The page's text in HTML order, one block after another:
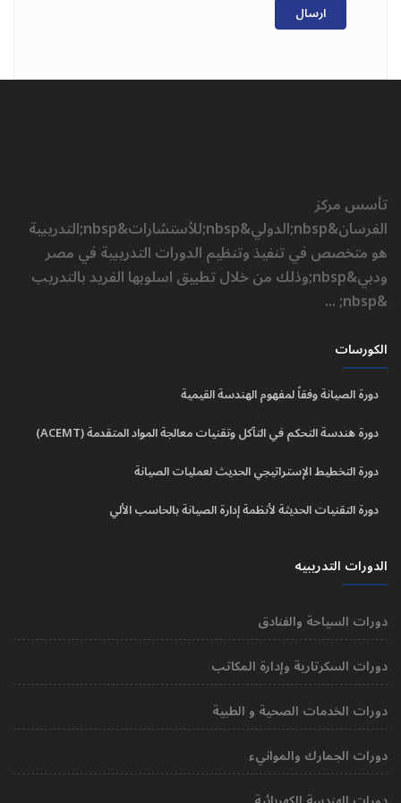
ارسال
تأسس مركز
الفرسان&nbsp;الدولي&nbsp;للأستشارات&nbsp;التدريبية
هو متخصص في تنفيذ وتنظيم الدورات التدريبية في مصر
ودبي&nbsp;وذلك من خلال تطبيق اسلوبها الفريد بالتدريب
&nbsp; ...
الكورسات
دورة الصيانة وفقاً لمفهوم الهندسة القيمية
دورة هندسة التحكم في التآكل وتقنيات معالجة المواد المتقدمة (ACEMT)
دورة التخطيط الإستراتيجي الحديث لعمليات الصيانة
دورة التقنيات الحديثة لأنظمة إدارة الصيانة بالحاسب الألي
الدورات التدريبيه
دورات السياحة والفنادق
دورات السكرتارية وإدارة المكاتب
دورات الخدمات الصحية و الطبية
دورات الجمارك والموانيء